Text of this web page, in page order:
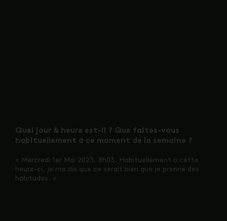
Quel jour & heure est-il ? Que faites-vous
habituellement à ce moment de la semaine ?
« Mercredi 1er Mai 2023, 8h03. Habituellement à cette
heure-ci, je me dis que ce serait bien que je prenne des
habitudes. »